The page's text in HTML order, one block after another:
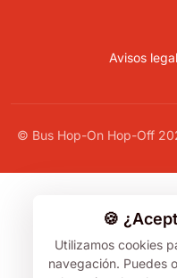
Avisos
© Bus Hop-On Hop-Off
🍪
Utilizamos cookies
navegación. Puedes